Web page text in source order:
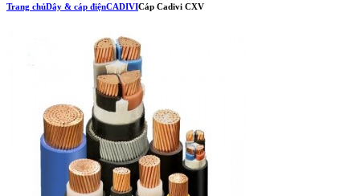
Trang chủDây & cáp điệnCADIVICáp Cadivi CXV